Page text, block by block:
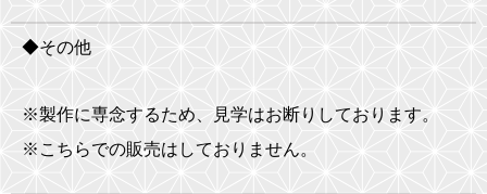
◆その他
※製作に専念するため、見学はお断りしております。
※こちらでの販売はしておりません。